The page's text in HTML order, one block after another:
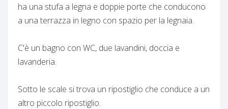
ha una stufa a legna e doppie porte che conducono
a una terrazza in legno con spazio per la legnaia.
C'è un bagno con WC, due lavandini, doccia e
lavanderia.
Sotto le scale si trova un ripostiglio che conduce a un
altro piccolo ripostiglio.